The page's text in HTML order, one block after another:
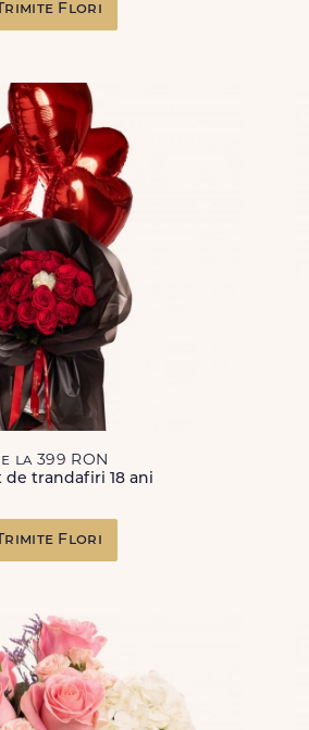
Flori
la 399 RON
de trandafiri 18 ani
Flori